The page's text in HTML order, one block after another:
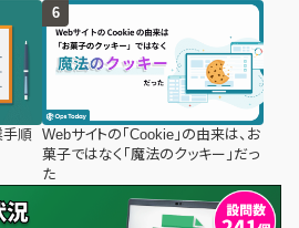
手順 Webサイトの「Cookie」の由来は、お
菓子ではなく「魔法のクッキー」だっ
た